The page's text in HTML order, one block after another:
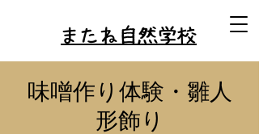
またね自然学校
味噌作り体験・雛人
形飾り